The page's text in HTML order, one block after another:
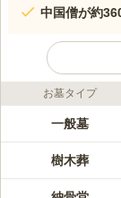
中国僧が約
ライフドット編集部
萬福寺は
代の住職
唄に中国
お墓タイプ
一般墓
樹木葬